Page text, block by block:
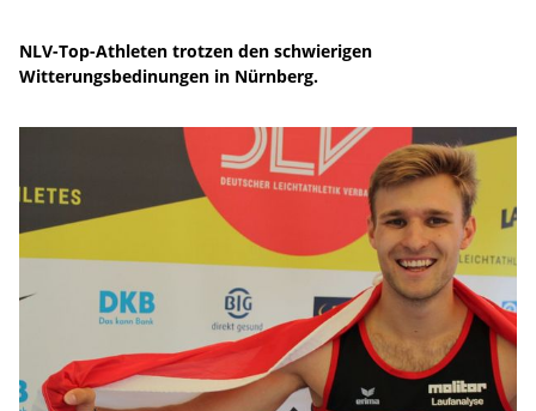
NLV-Top-Athleten trotzen den schwierigen
Witterungsbedinungen in Nürnberg.